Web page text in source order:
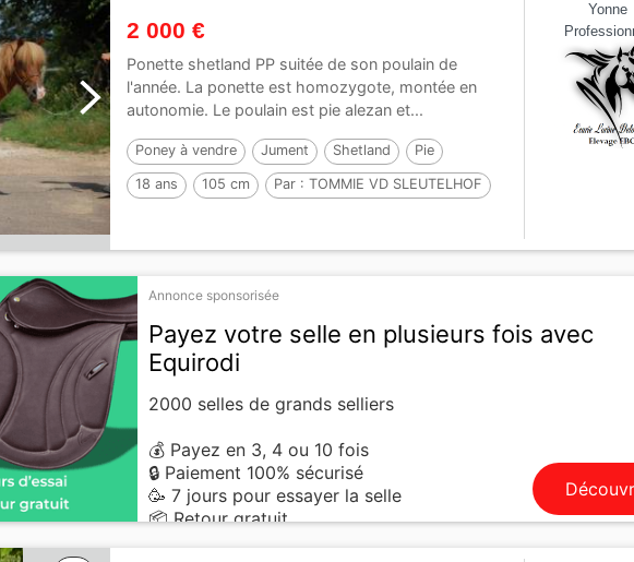
2 000 €
Ponette shetland PP suitée de son poulain de
l'année. La ponette est homozygote, montée en
autonomie. Le poulain est pie alezan et...
Poney à vendre Jument Shetland Pie
18 ans 105 cm Par :TOMMIE VD SLEUTELHOF
Yonne
Annonce sponsorisée
Payez votre selle en plusieurs fois avec
Equirodi
2000 selles de grands selliers
💰 Payez en 3, 4 ou 10 fois
🔒 Paiement 100% sécurisé
🥳 7 jours pour essayer la selle
📦 Retour gratuit